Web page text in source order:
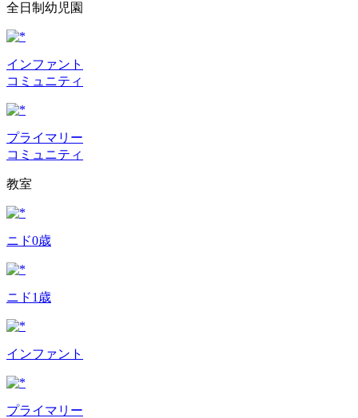
全日制幼児園
インファント
コミュニティ
プライマリー
コミュニティ
教室
ニド0歳
ニド1歳
インファント
プライマリー